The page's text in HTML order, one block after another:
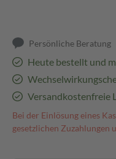
Persönliche Beratung
Heute bestellt und
Versandkostenfreie
Bei der Einlösung eines
gesetzlichen Zuzahlungen